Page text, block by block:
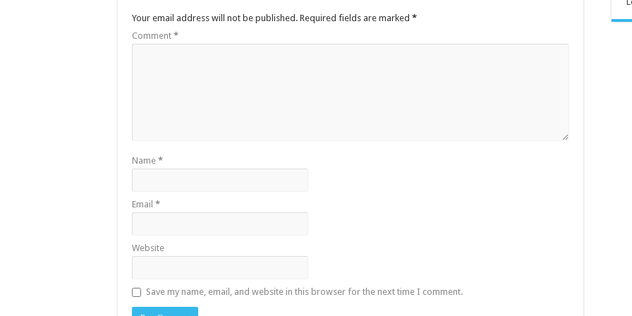
Your email address will not be published. Required fields are marked *
Comment *
Name *
Email *
Website
Save my name, email, and website in this browser for the next time I comment.